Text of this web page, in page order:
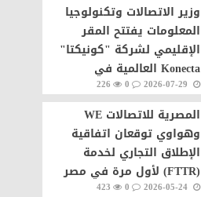
وزير الاتصالات وتكنولوجيا
المعلومات يفتتح المقر
الإقليمي لشركة "كونيكتا"
Konecta العالمية في
القاهرة الجديدة
0
226
المصرية للاتصالات WE
وهواوي توقعان اتفاقية
الإطلاق التجاري لخدمة
(FTTR) لأول مرة في مصر
2026-05-24
0
423